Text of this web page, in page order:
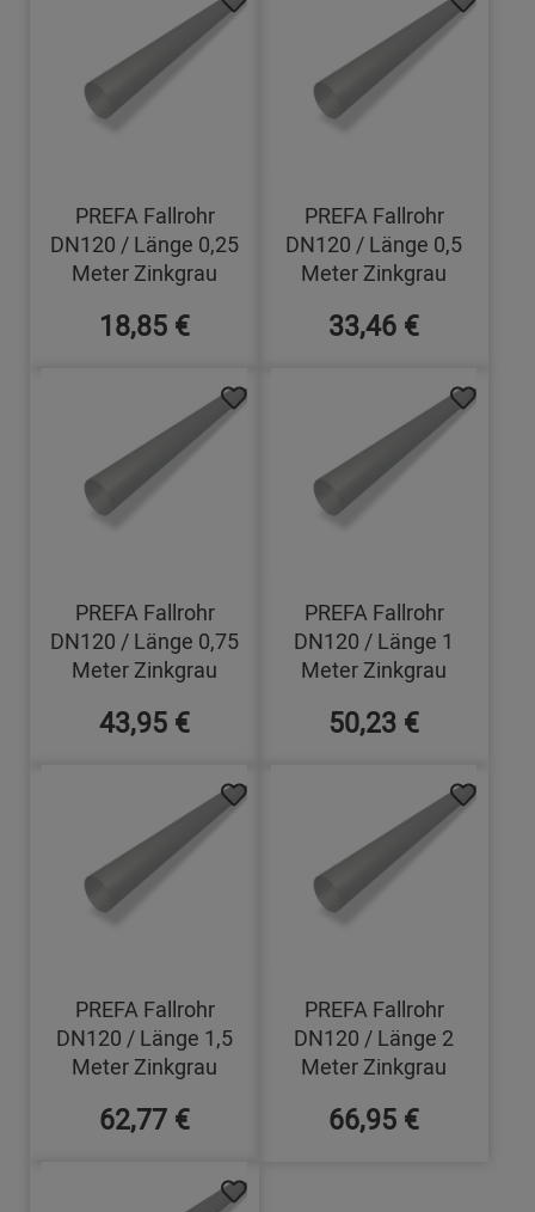
PREFA Fallrohr
DN120 / Länge 0,25
Meter Zinkgrau
18,85 €
PREFA Fallrohr
DN120 / Länge 0,5
Meter Zinkgrau
33,46 €
PREFA Fallrohr
DN120 / Länge 0,75
Meter Zinkgrau
43,95 €
PREFA Fallrohr
DN120 / Länge 1
Meter Zinkgrau
50,23 €
PREFA Fallrohr
DN120 / Länge 1,5
Meter Zinkgrau
62,77 €
PREFA Fallrohr
DN120 / Länge 2
Meter Zinkgrau
66,95 €